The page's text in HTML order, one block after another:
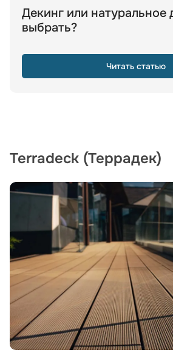
Декинг или натуральное
выбрать?
Читать статью
Terradeck (Террадек)